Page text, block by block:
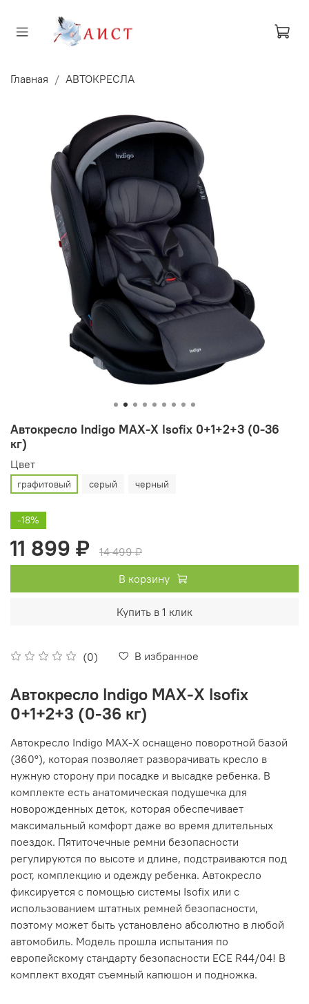
Главная АВТОКРЕСЛА
Автокресло Indigo MAX-X Isofix 0+1+2+3 (0-36
кг)
(0) В избранное
Цвет
графитовый серый черный
-18%
11 899 ₽
14 499 ₽
В корзину
Купить в 1 клик
Автокресло Indigo MAX-X Isofix
0+1+2+3 (0-36 кг)
Автокресло Indigo MAX-X оснащено поворотной базой
(360°), которая позволяет разворачивать кресло в
нужную сторону при посадке и высадке ребенка. В
комплекте есть анатомическая подушечка для
новорожденных деток, которая обеспечивает
максимальный комфорт даже во время длительных
поездок. Пятиточечные ремни безопасности
регулируются по высоте и длине, подстраиваются под
рост, комплекцию и одежду ребенка. Автокресло
фиксируется с помощью системы Isofix или с
использованием штатных ремней безопасности,
поэтому может быть установлено абсолютно в любой
автомобиль. Модель прошла испытания по
европейскому стандарту безопасности ECE R44/04! В
комплект входят съемный капюшон и подножка.